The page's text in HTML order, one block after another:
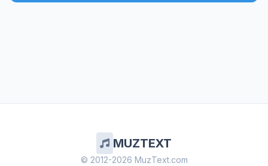
MUZTEXT
© 2012-2026 MuzText.com